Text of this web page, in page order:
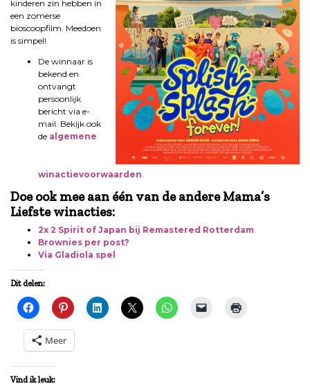
kinderen zin hebben in
een zomerse
bioscoopfilm. Meedoen
is simpel!
De winnaar is
bekend en
ontvangt
persoonlijk
bericht via e-
mail. Bekijk ook
de algemene
winactievoorwaarden.
Doe ook mee aan één van de andere Mama’s
Liefste winacties:
2x 2 Spirit of Japan bij Remastered Rotterdam
Brownies per post?
Via Gladiola spel
Dit delen:
Meer
Vind ik leuk: